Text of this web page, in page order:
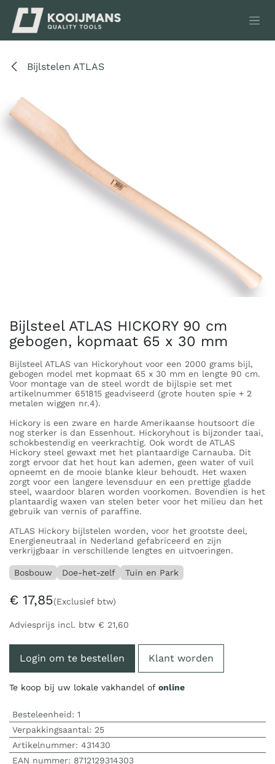
Overslaan naar inhoud
Bijlstelen ATLAS
Bijlsteel ATLAS HICKORY 90 cm
gebogen, kopmaat 65 x 30 mm
Bijlsteel ATLAS van Hickoryhout voor een 2000 grams bijl,
gebogen model met kopmaat 65 x 30 mm en lengte 90 cm.
Voor montage van de steel wordt de bijlspie set met
artikelnummer 651815 geadviseerd (grote houten spie + 2
metalen wiggen nr.4).
Hickory is een zware en harde Amerikaanse houtsoort die
nog sterker is dan Essenhout. Hickoryhout is bijzonder taai,
schokbestendig en veerkrachtig. Ook wordt de ATLAS
Hickory steel gewaxt met het plantaardige Carnauba. Dit
zorgt ervoor dat het hout kan ademen, geen water of vuil
opneemt en de mooie blanke kleur behoudt. Het waxen
zorgt voor een langere levensduur en een prettige gladde
steel, waardoor blaren worden voorkomen. Bovendien is het
plantaardig waxen van stelen beter voor het milieu dan het
gebruik van vernis of paraffine.
ATLAS Hickory bijlstelen worden, voor het grootste deel,
Energieneutraal in Nederland gefabriceerd en zijn
verkrijgbaar in verschillende lengtes en uitvoeringen.
Bosbouw Doe-het-zelf Tuin en Park
€ 17,85(Exclusief btw)
Adviesprijs incl. btw € 21,60
Login om te bestellen Klant worden
Te koop bij uw lokale vakhandel of online
Besteleenheid: 1
Verpakkingsaantal: 25
Artikelnummer: 431430
EAN nummer: 8712129314303